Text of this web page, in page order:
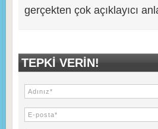
gerçekten çok açıklayıcı
TEPKI VERIN!